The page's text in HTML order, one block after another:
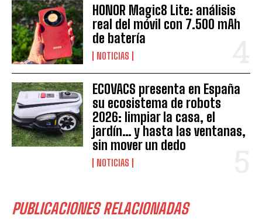
HONOR Magic8 Lite: análisis
real del móvil con 7.500 mAh
de batería
NOTICIAS
ECOVACS presenta en España
su ecosistema de robots
2026: limpiar la casa, el
jardín… y hasta las ventanas,
sin mover un dedo
NOTICIAS
PUBLICACIONES RELACIONADAS